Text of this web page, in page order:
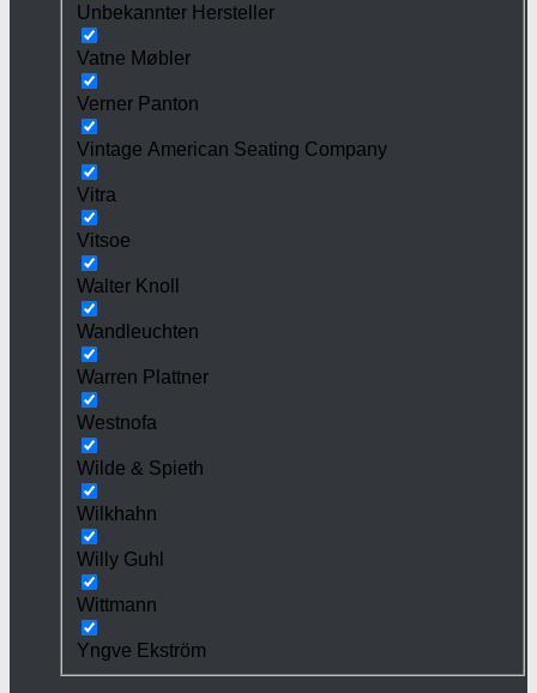
Unbekannter Hersteller
Vatne Møbler
Verner Panton
Vintage American Seating Company
Vitra
Vitsoe
Walter Knoll
Wandleuchten
Warren Plattner
Westnofa
Wilde & Spieth
Wilkhahn
Willy Guhl
Wittmann
Yngve Ekström